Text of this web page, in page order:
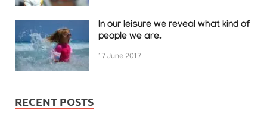
In our leisure we reveal what kind of
people we are.
17 June 2017
RECENT POSTS